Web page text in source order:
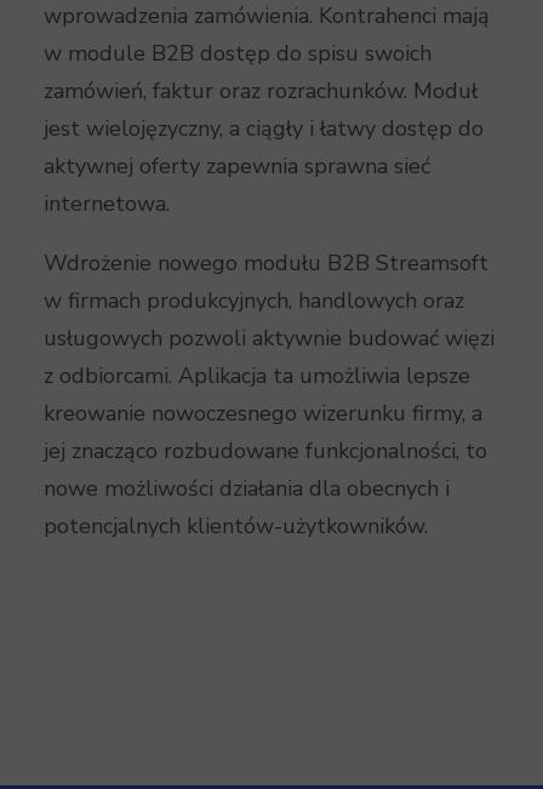
wprowadzenia zamówienia. Kontrahenci mają
w module B2B dostęp do spisu swoich
zamówień, faktur oraz rozrachunków. Moduł
jest wielojęzyczny, a ciągły i łatwy dostęp do
aktywnej oferty zapewnia sprawna sieć
internetowa.
Wdrożenie nowego modułu B2B Streamsoft
w firmach produkcyjnych, handlowych oraz
usługowych pozwoli aktywnie budować więzi
z odbiorcami. Aplikacja ta umożliwia lepsze
kreowanie nowoczesnego wizerunku firmy, a
jej znacząco rozbudowane funkcjonalności, to
nowe możliwości działania dla obecnych i
potencjalnych klientów-użytkowników.